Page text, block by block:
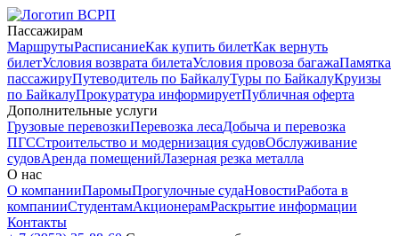
Пассажирам
МаршрутыРасписаниеКак купить билетКак вернуть
билетУсловия возврата билетаУсловия провоза багажаПамятка
пассажируПутеводитель по БайкалуТуры по БайкалуКруизы
по БайкалуПрокуратура информируетПубличная оферта
Дополнительные услуги
Грузовые перевозкиПеревозка лесаДобыча и перевозка
ПГССтроительство и модернизация судовОбслуживание
судовАренда помещенийЛазерная резка металла
О нас
О компанииПаромыПрогулочные судаНовостиРабота в
компанииСтудентамАкционерамРаскрытие информации
Контакты